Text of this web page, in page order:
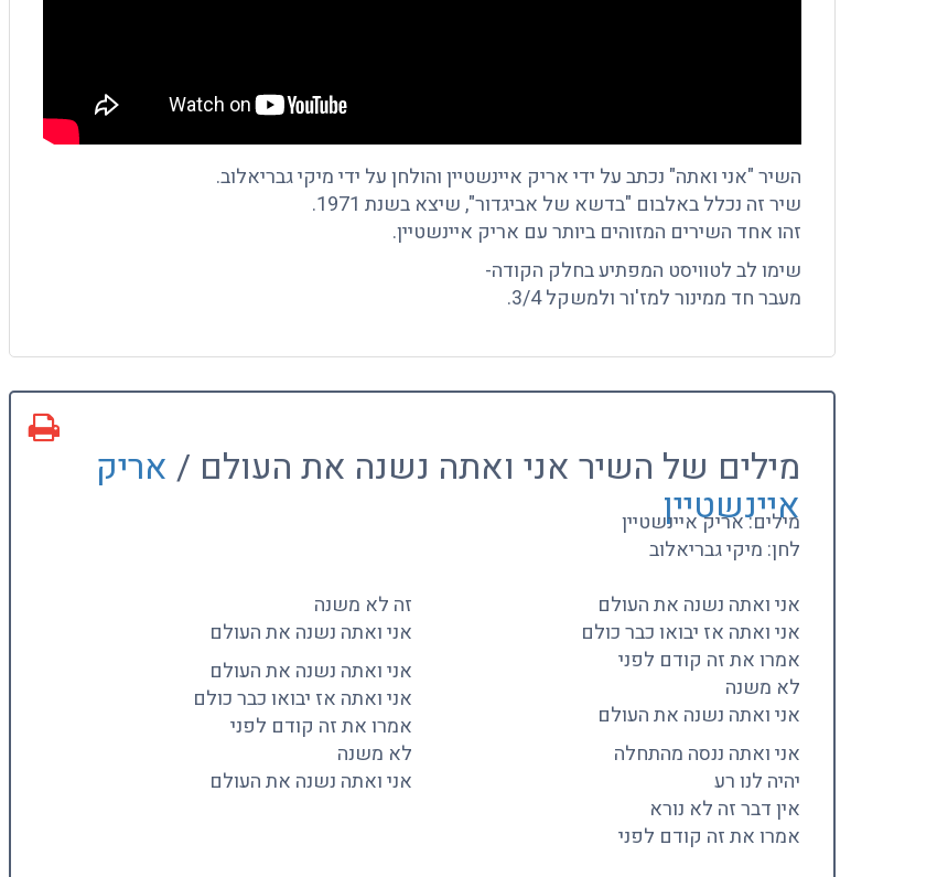
השיר "אני ואתה" נכתב על ידי אריק איינשטיין והולחן על ידי מיקי גבריאלוב.
שיר זה נכלל באלבום "בדשא של אביגדור", שיצא בשנת 1971.
זהו אחד השירים המזוהים ביותר עם אריק איינשטיין.
שימו לב לטוויסט המפתיע בחלק הקודה-
מעבר חד ממינור למז'ור ולמשקל 3/4.
מילים של השיר אני ואתה נשנה את העולם / אריק
איינשטיין
מילים: אריק איינשטיין
לחן: מיקי גבריאלוב
אני ואתה נשנה את העולם
אני ואתה אז יבואו כבר כולם
אמרו את זה קודם לפני
לא משנה
אני ואתה נשנה את העולם
אני ואתה ננסה מהתחלה
יהיה לנו רע
אין דבר זה לא נורא
אמרו את זה קודם לפני
זה לא משנה
אני ואתה נשנה את העולם
אני ואתה נשנה את העולם
אני ואתה אז יבואו כבר כולם
אמרו את זה קודם לפני
לא משנה
אני ואתה נשנה את העולם